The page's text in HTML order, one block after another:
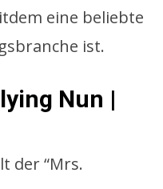
eine beliebte
ist.
Nun |
der “Mrs.